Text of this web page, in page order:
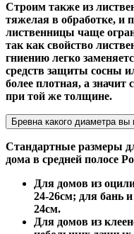
Строим также из
тяжелая в обработке, и
лиственницы чаще
так как свойство
гниению легко
средств защиты сосны
более плотная, а значит
при той же толщине.
Бревна какого диаметра вы
Стандартные размеры
дома в средней полосе
Для домов из
24-26см; для бань
24см.
Для домов из